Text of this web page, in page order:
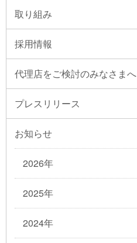
取り組み
採用情報
代理店をご検討のみなさまへ
プレスリリース
お知らせ
2026年
2025年
2024年